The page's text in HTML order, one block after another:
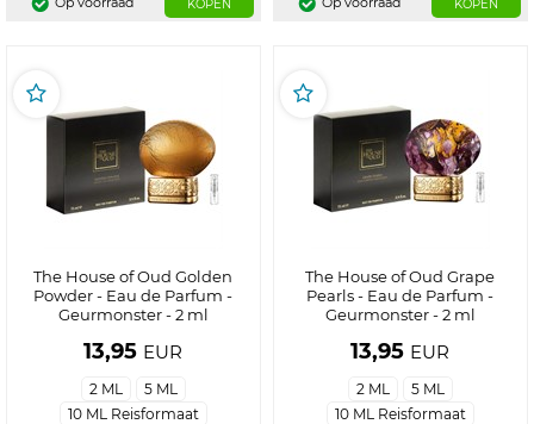
KOPEN KOPEN
The House of Oud Golden
Powder - Eau de Parfum -
Geurmonster - 2 ml
13,95 EUR
2 ML
5 ML
10 ML Reisformaat
The House of Oud Grape
Pearls - Eau de Parfum -
Geurmonster - 2 ml
13,95 EUR
2 ML
5 ML
10 ML Reisformaat